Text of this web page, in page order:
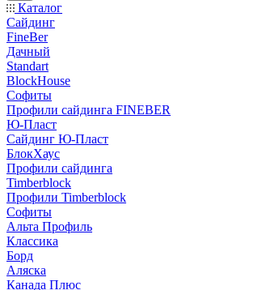
Каталог
Сайдинг
FineBer
Дачный
Standart
BlockHouse
Софиты
Профили сайдинга FINEBER
Ю-Пласт
Сайдинг Ю-Пласт
БлокХаус
Профили сайдинга
Timberblock
Профили Timberblock
Софиты
Альта Профиль
Классика
Борд
Аляска
Канада Плюс